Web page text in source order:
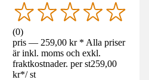
(0)
pris — 259,00 kr * Alla priser
är inkl. moms och exkl.
fraktkostnader. per st259,00
kr*/ st